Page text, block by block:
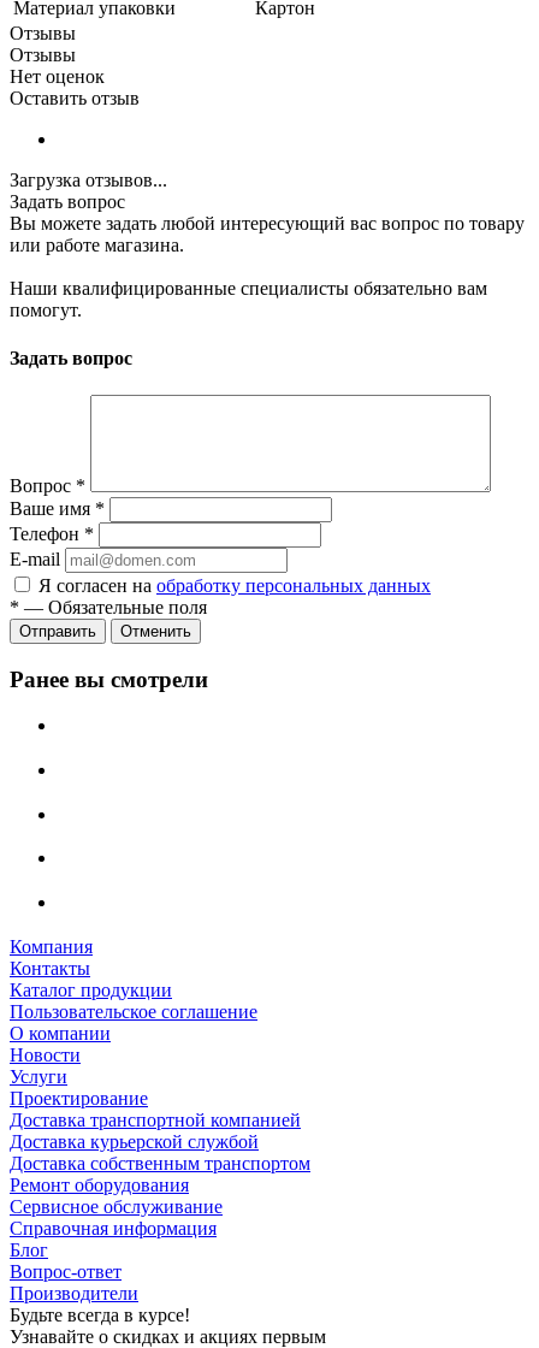
Материал упаковки
Картон
Отзывы
Отзывы
Нет оценок
Оставить отзыв
Загрузка отзывов...
Задать вопрос
Вы можете задать любой интересующий вас вопрос по товару
или работе магазина.
Наши квалифицированные специалисты обязательно вам
помогут.
Задать вопрос
Вопрос *
Ваше имя *
Телефон *
E-mail
Я согласен на обработку персональных данных
* — Обязательные поля
Отменить
Ранее вы смотрели
Компания
Контакты
Каталог продукции
Пользовательское соглашение
О компании
Новости
Услуги
Проектирование
Доставка транспортной компанией
Доставка курьерской службой
Доставка собственным транспортом
Ремонт оборудования
Сервисное обслуживание
Справочная информация
Блог
Вопрос-ответ
Производители
Будьте всегда в курсе!
Узнавайте о скидках и акциях первым